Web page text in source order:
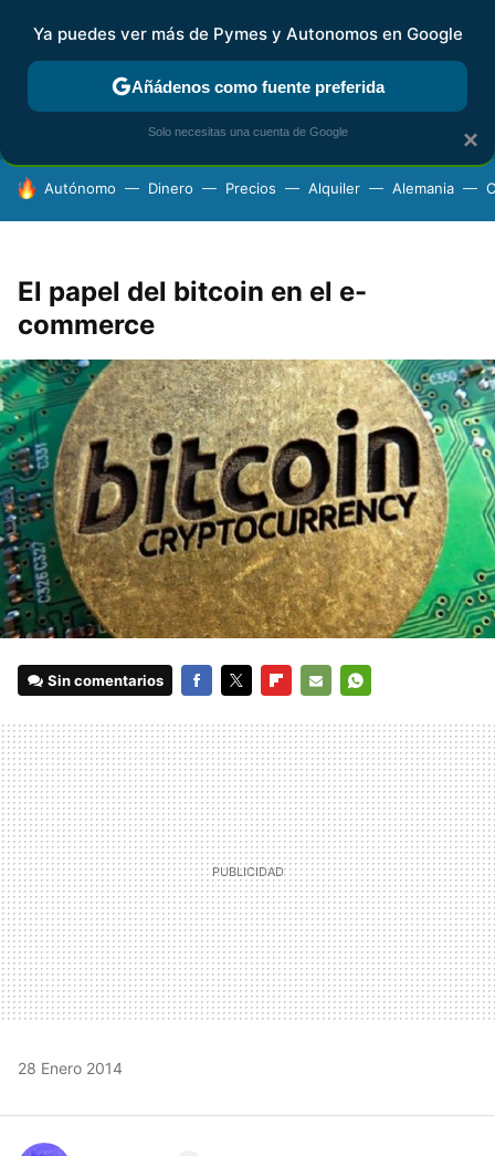
FISCALIDAD Y CONTABILIDAD KIT DIGITAL RENTA
HOY SE HABLA DE
Autónomo Dinero Precios Alquiler Alemania
El papel del bitcoin en el e-
commerce
Sin comentarios
MAIL
28 Enero 2014
×
Ya puedes ver más de Pymes y Autonomos en Google
Añádenos como fuente preferida
Solo necesitas una cuenta de Google